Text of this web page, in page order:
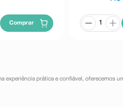
Comprar
prática e confiável, oferecemos